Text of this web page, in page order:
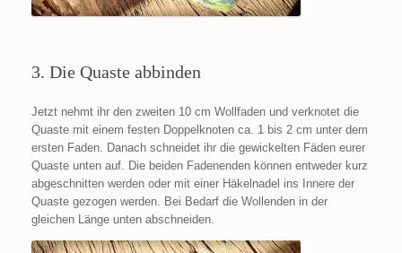
3. Die Quaste abbinden
Jetzt nehmt ihr den zweiten 10 cm Wollfaden und verknotet die
Quaste mit einem festen Doppelknoten ca. 1 bis 2 cm unter dem
ersten Faden. Danach schneidet ihr die gewickelten Fäden eurer
Quaste unten auf. Die beiden Fadenenden können entweder kurz
abgeschnitten werden oder mit einer Häkelnadel ins Innere der
Quaste gezogen werden. Bei Bedarf die Wollenden in der
gleichen Länge unten abschneiden.